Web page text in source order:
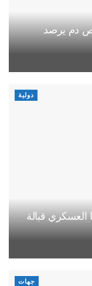
دم يرصد
دولية
العسكري قبالة
جهات